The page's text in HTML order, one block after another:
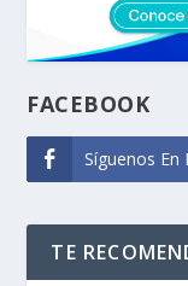
FACEBOOK
Síguenos En
TE